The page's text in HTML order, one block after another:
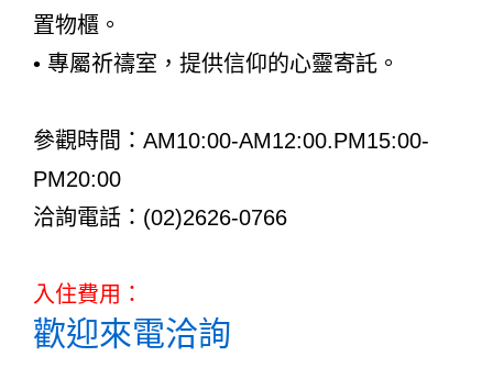
置物櫃。
• 專屬祈禱室，提供信仰的心靈寄託。
參觀時間：AM10:00-AM12:00.PM15:00-
PM20:00
洽詢電話：(02)2626-0766
入住費用：
歡迎來電洽詢